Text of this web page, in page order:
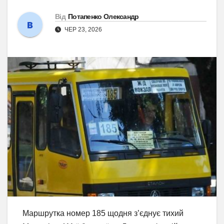
Від Потапенко Олександр
ЧЕР 23, 2026
Маршрутка номер 185 щодня з’єднує тихий